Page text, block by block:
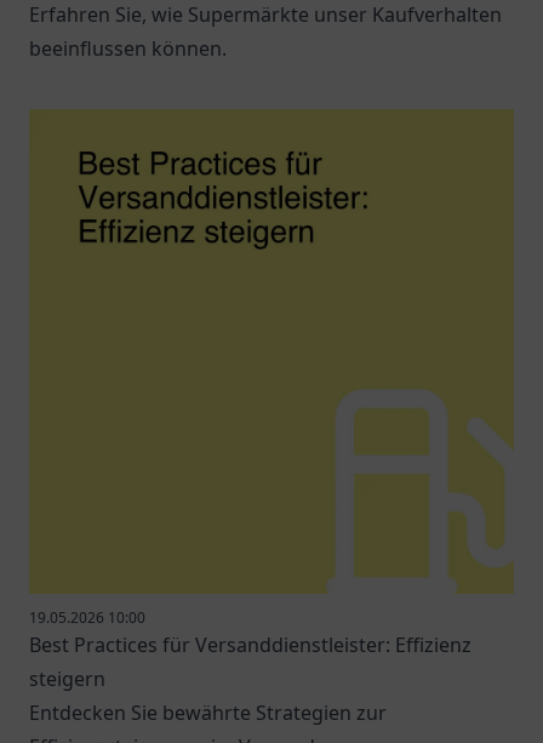
Erfahren Sie, wie Supermärkte unser Kaufverhalten
beeinflussen können.
19.05.2026 10:00
Best Practices für Versanddienstleister: Effizienz
steigern
Entdecken Sie bewährte Strategien zur